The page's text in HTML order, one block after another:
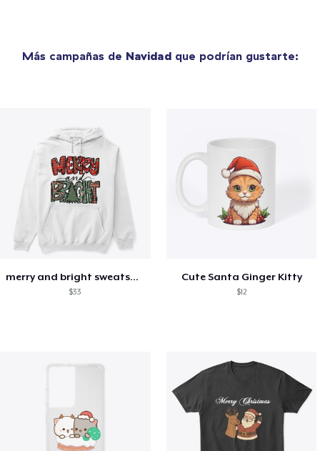
Más campañas de Navidadque podrían gustarte:
merry and bright sweatshirt christmas
$33
Cute Santa Ginger Kitty
$12